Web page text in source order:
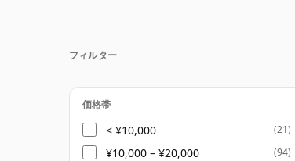
Macallanなどの蒸留所が長い間リ
DalmoreとEdradourもこのフレー
ス、オークの少し異なるバランス
の豊かさとシェリー樽の影響の組
は軽井沢がこのスタイルの特に強
フィルター
価格帯
< ¥10,000 (21)
¥10,000 – ¥20,000 (94)